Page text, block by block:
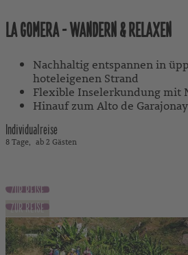
LA GOMERA - WANDERN & RELAXEN
Nachhaltig entspannen in
hoteleigenen Strand
Flexible Inselerkundung mit
Hinauf zum Alto de Garajonay
Individualreise
8 Tage ab 2 Gästen
ZUR REISE
ZUR REISE